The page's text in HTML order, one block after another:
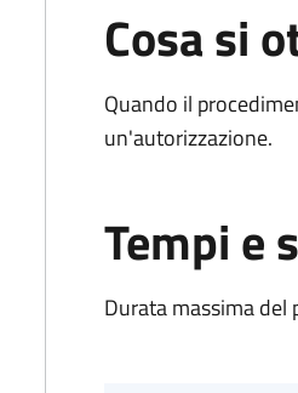
Cosa si
Quando il
un'autorizzazione.
Tempi e
Durata massima